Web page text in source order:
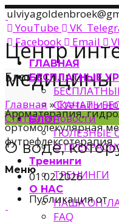
YouTube
VK
Facebook
Email
Центр
медицины
Ароматерапия,
ортомолекулярная
футрефлексотерапия
Меню
ГЛАВНАЯ
БЕСПЛАТНЫЕ
СКАЧАТЬ
БЛОГ
ПОЛЕЗНЫЕ
О
Тренинги
ТРЕНИНГИ
О НАС
НАША ОН-
FAQ
Блог
Главная »Статьи и
Статьи и новости
О воде,
01.02.2026
Публикация от